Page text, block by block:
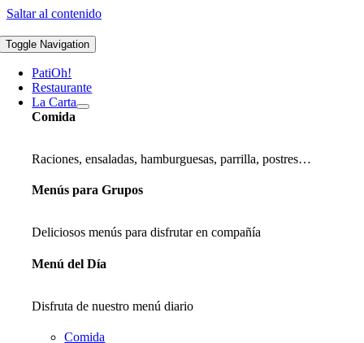
Saltar al contenido
Toggle Navigation
PatiOh!
Restaurante
La Carta
Comida
Raciones, ensaladas, hamburguesas, parrilla, postres…
Menús para Grupos
Deliciosos menús para disfrutar en compañía
Menú del Día
Disfruta de nuestro menú diario
Comida